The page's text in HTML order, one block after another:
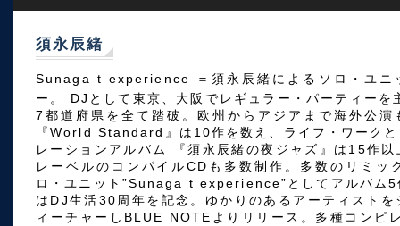
須永辰緒
Sunaga t experience ＝須永辰緒によるソロ・ユニ
ー。 DJとして東京、大阪でレギュラー・パーティー
7都道府県を全て踏破。欧州からアジアまで海外公
『World Standard』は10作を数え、ライフ・ワーク
レーションアルバム 『須永辰緒の夜ジャズ』は15作
レーベルのコンパイルCDも多数制作。多数のリミッ
ロ・ユニット”Sunaga t experience”としてアルバム5
はDJ生活30周年を記念。ゆかりのあるアーティスト
ィーチャーしBLUE NOTEよりリリース。多種コンピ